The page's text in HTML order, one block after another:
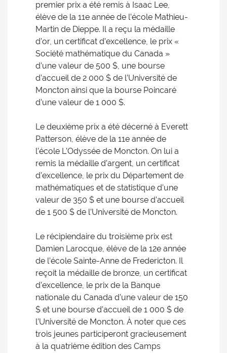
premier prix a été remis à Isaac Lee,
élève de la 11e année de l’école Mathieu-
Martin de Dieppe. Il a reçu la médaille
d’or, un certificat d’excellence, le prix «
Société mathématique du Canada »
d’une valeur de 500 $, une bourse
d’accueil de 2 000 $ de l’Université de
Moncton ainsi que la bourse Poincaré
d’une valeur de 1 000 $.
Le deuxième prix a été décerné à Everett
Patterson, élève de la 11e année de
l’école L’Odyssée de Moncton. On lui a
remis la médaille d’argent, un certificat
d’excellence, le prix du Département de
mathématiques et de statistique d’une
valeur de 350 $ et une bourse d’accueil
de 1 500 $ de l’Université de Moncton.
Le récipiendaire du troisième prix est
Damien Larocque, élève de la 12e année
de l’école Sainte-Anne de Fredericton. Il
reçoit la médaille de bronze, un certificat
d’excellence, le prix de la Banque
nationale du Canada d’une valeur de 150
$ et une bourse d’accueil de 1 000 $ de
l’Université de Moncton. À noter que ces
trois jeunes participeront gracieusement
à la quatrième édition des Camps